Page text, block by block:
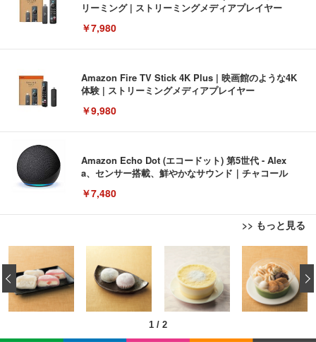
リーミング | ストリーミングメディアプレイヤー
￥7,980
Amazon Fire TV Stick 4K Plus | 映画館のような4K
体験 | ストリーミングメディアプレイヤー
￥9,980
Amazon Echo Dot (エコードット) 第5世代 - Alex
a、センサー搭載、鮮やかなサウンド｜チャコール
￥7,480
>> もっと見る
い 跳ね上げ式アームレスト コンパクト 約105度ロッ
キング pc 事務椅子 360度回転 座面昇降 強化ナイロ
ン樹脂ベース 通気性メッシュ 在宅ワーク H-WY01
(黒網+黒枠+黒足)
￥5,699
EV3240X-WT | 31.5型4K UHD・USB Type-C・ホワ
イト
￥105,595
EIZO ビジネス向けプレミアムモニター | FlexScan
Amazonベーシック ペットシーツ 薄型 レギュラー 1
回使い捨て 無香料 ホワイト 300枚
￥3,373
1 / 2
‹